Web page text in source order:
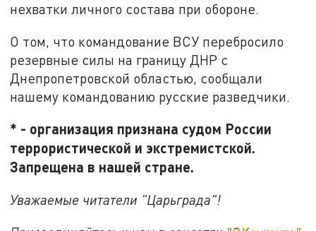
нехватки личного состава при обороне.
О том, что командование ВСУ перебросило
резервные силы на границу ДНР с
Днепропетровской областью, сообщали
нашему командованию русские разведчики.
* - организация признана судом России
террористической и экстремистской.
Запрещена в нашей стране.
Уважаемые читатели "Царьграда"!